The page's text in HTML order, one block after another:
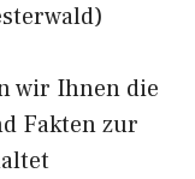
wir Ihnen die
Fakten zur